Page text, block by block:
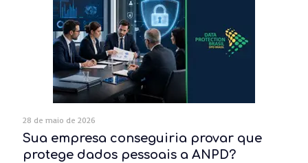
28 de maio de 2026
Sua empresa conseguiria provar que
protege dados pessoais a ANPD?